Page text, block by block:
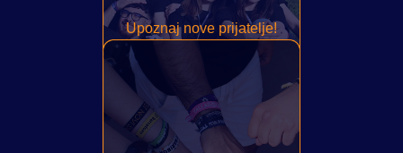
Upoznaj nove prijatelje!